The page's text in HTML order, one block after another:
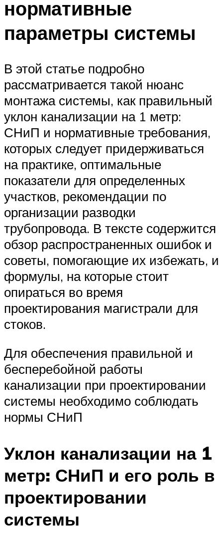
нормативные
параметры системы
В этой статье подробно
рассматривается такой нюанс
монтажа системы, как правильный
уклон канализации на 1 метр:
СНиП и нормативные требования,
которых следует придерживаться
на практике, оптимальные
показатели для определенных
участков, рекомендации по
организации разводки
трубопровода. В тексте содержится
обзор распространенных ошибок и
советы, помогающие их избежать, и
формулы, на которые стоит
опираться во время
проектирования магистрали для
стоков.
Для обеспечения правильной и
бесперебойной работы
канализации при проектировании
системы необходимо соблюдать
нормы СНиП
Уклон канализации на 1
метр: СНиП и его роль в
проектировании
системы